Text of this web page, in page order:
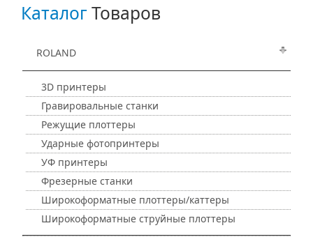
КаталогТоваров
ROLAND
3D принтеры
Гравировальные станки
Режущие плоттеры
Ударные фотопринтеры
УФ принтеры
Фрезерные станки
Широкоформатные плоттеры/каттеры
Широкоформатные струйные плоттеры